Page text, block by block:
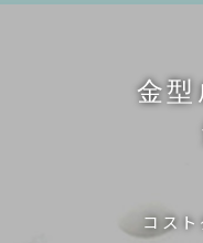
金型
コス